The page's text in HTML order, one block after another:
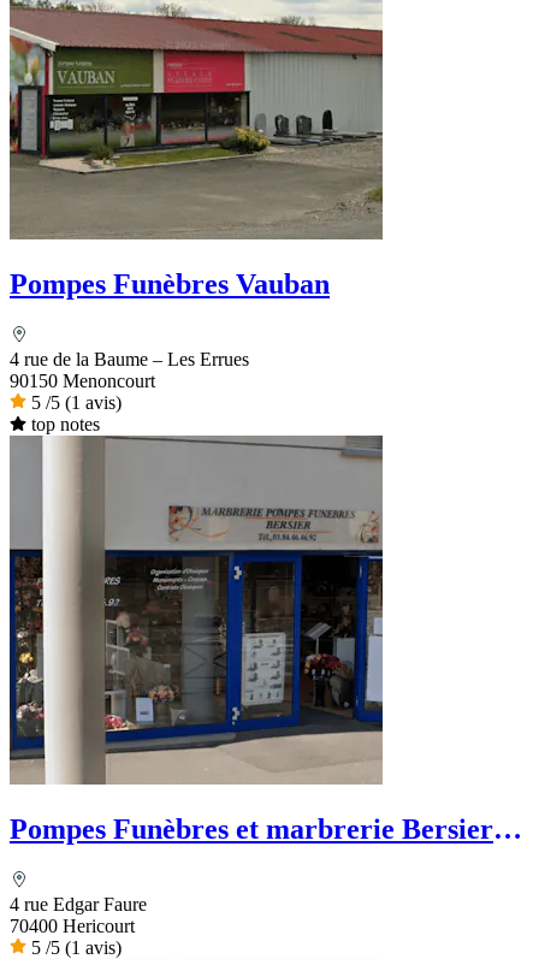
Pompes Funèbres Vauban
4 rue de la Baume – Les Errues
90150 Menoncourt
5 /5 (1 avis)
top notes
Pompes Funèbres et marbrerie Bersier-
4 rue Edgar Faure
70400 Hericourt
5 /5 (1 avis)